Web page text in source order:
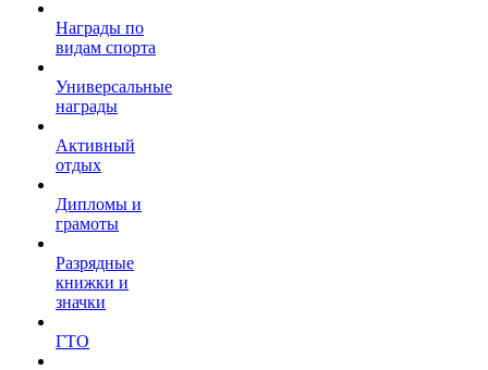
Награды по
видам спорта
Универсальные
награды
Активный
отдых
Дипломы и
грамоты
Разрядные
книжки и
значки
ГТО